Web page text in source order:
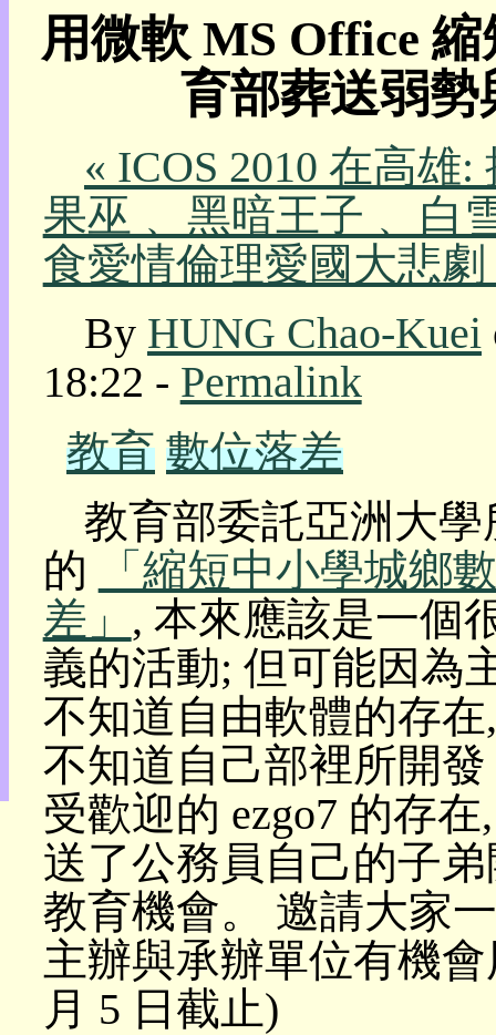
English
用微軟 MS Office
育部葬送弱
« ICOS 2010 在高雄
果巫﹑ 黑暗王子﹑ 白
食愛情倫理愛國大悲劇
By HUNG Chao-Kuei
18:22 - Permalink
教育 數位落差
教育部委託亞洲大學
的
「縮短中小學城鄉
差」 , 本來應該是一個
義的活動; 但可能因為
不知道自由軟體的存在
不知道自己部裡所開
受歡迎的 ezgo7 的存
送了公務員自己的子
教育機會。 邀請大家
主辦與承辦單位有機
月 5 日截止)